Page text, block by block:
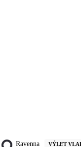
Ravenna VÝLET